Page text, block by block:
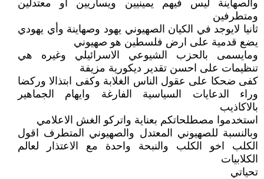
والصهاينة ليس فيهم يمينيين ويساريين او معتدلين
ومتطرفين
ثانيا لايوجد في الكيان الصهيوني يهود وصهاينة وأي يهودي
يضع قدمية على ارض فلسطين هو صهيوني
ومايسمى بالحزب الشيوعي الاسرائيلي وغيره هي
تنظيمات على احسن تقدير ديكورية مزيفة
كفى ضحكا على عقول الناس الغلابة وكفى ابتذالا وركضا
وراء الدعايات السياسية الفارغة وايهام الجماهير
بالاكاذيب
استخدموا مصطلحاتكم بعناية واتركو الغش الاعلامي
وبالنسبة للصهيوني المعتدل والصهيوني المتطرف اقول
الكلب اخو الكلب والنبحة واحدة مع الاعتذار لعالم
الكلابيات
تحياتي